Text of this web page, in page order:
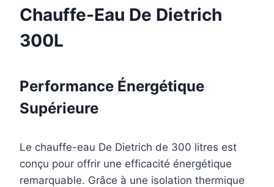
Chauffe-Eau De Dietrich
300L
Performance Énergétique
Supérieure
Le chauffe-eau De Dietrich de 300 litres est
conçu pour offrir une efficacité énergétique
remarquable. Grâce à une isolation thermique